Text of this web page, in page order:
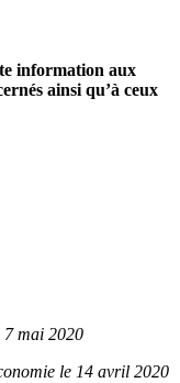
information aux
ainsi qu’à ceux
7 mai 2020
le 14 avril 2020